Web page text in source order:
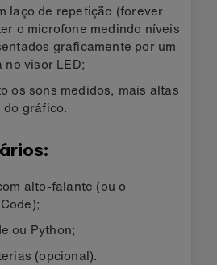
laço de repetição (forever
o microfone medindo níveis
graficamente por um
visor LED;
os sons medidos, mais altas
gráfico.
alto-falante (ou o
ou Python;
(opcional).